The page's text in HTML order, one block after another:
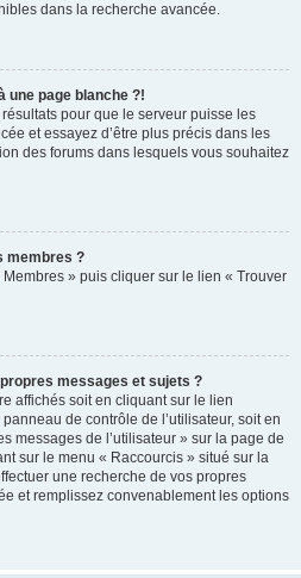
dans la recherche avancée.
une page blanche ?!
pour que le serveur puisse les
et essayez d’être plus précis dans les
des forums dans lesquels vous souhaitez
membres ?
» puis cliquer sur le lien « Trouver
messages et sujets ?
affichés soit en cliquant sur le lien
de contrôle de l’utilisateur, soit en
messages de l’utilisateur » sur la page de
sur le menu « Raccourcis » situé sur la
une recherche de vos propres
et remplissez convenablement les options